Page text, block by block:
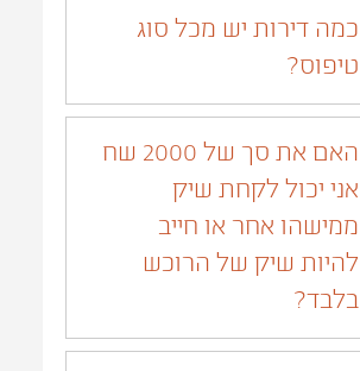
כמה דירות יש מכל סוג
טיפוס?
האם את סך של 2000 שח
אני יכול לקחת שיק
ממישהו אחר או חייב
להיות שיק של הרוכש
בלבד?